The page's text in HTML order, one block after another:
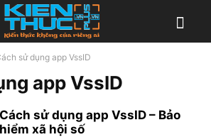
sử dụng app VssID
app VssID
Cách sử dụng app VssID – Bảo
hiểm xã hội số